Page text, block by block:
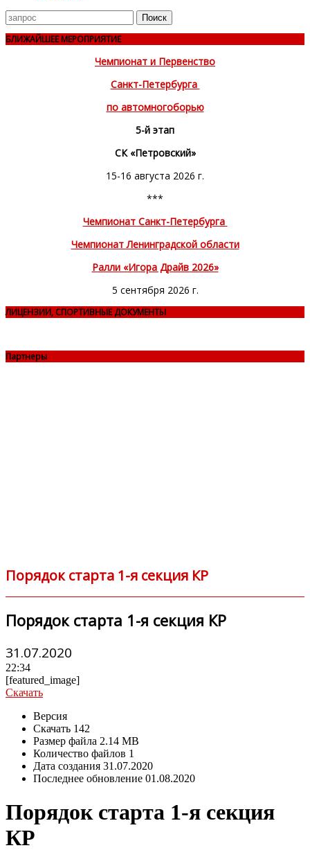
Поиск
для
БЛИЖАЙШЕЕ МЕРОПРИЯТИЕ
Чемпионат и Первенство
Санкт-Петербурга
по автомногоборью
5-й этап
СК «Петровский»
15-16 августа 2026 г.
***
Чемпионат Санкт-Петербурга
Чемпионат Ленинградской области
Ралли «Игора Драйв 2026»
5 сентября 2026 г.
ЛИЦЕНЗИИ, СПОРТИВНЫЕ ДОКУМЕНТЫ
Партнеры
Порядок старта 1-я секция КР
Порядок старта 1-я секция КР
31.07.2020
22:34
[featured_image]
Скачать
Версия
Скачать 142
Размер файла 2.14 MB
Количество файлов 1
Дата создания 31.07.2020
Последнее обновление 01.08.2020
Порядок старта 1-я секция
КР